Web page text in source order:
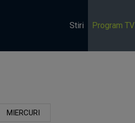
Stiri Program TV
MIERCURI